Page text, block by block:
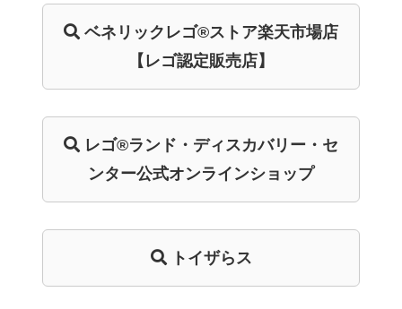
ベネリック レゴ®ストア楽天市場店
【レゴ認定販売店】
レゴ®ランド・ ディスカバリー・ セ
ンター公式オンラインショップ
トイザらス